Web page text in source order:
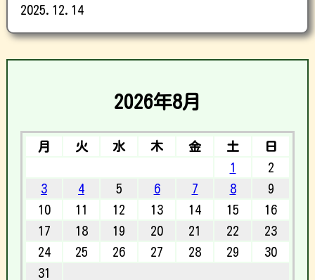
2025.12.14
2026年8月
月 火 水 木 金 土
日
1
2
3
4 5 6 7 8
9
10
11 12 13 14 15
16
17
18 19 20 21 22
23
24
25 26 27 28 29
30
31